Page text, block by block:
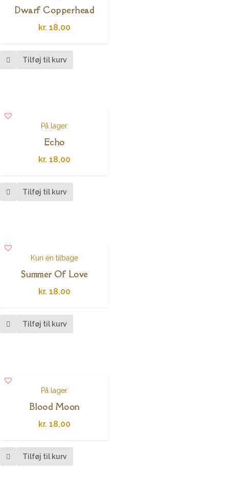
Dwarf Copperhead
kr. 18,00
Tilføj til kurv
På lager
Echo
kr. 18,00
Tilføj til kurv
Kun én tilbage
Summer Of Love
kr. 18,00
Tilføj til kurv
På lager
Blood Moon
kr. 18,00
Tilføj til kurv